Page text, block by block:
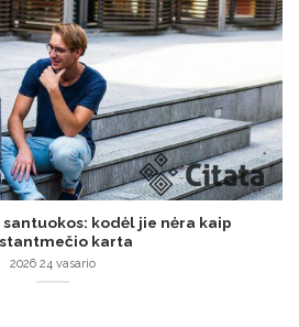
kodėl jie nėra kaip
karta
2026 24 vasario